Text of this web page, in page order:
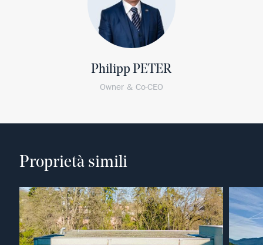
Philipp PETER
Owner & Co-CEO
Proprietà simili